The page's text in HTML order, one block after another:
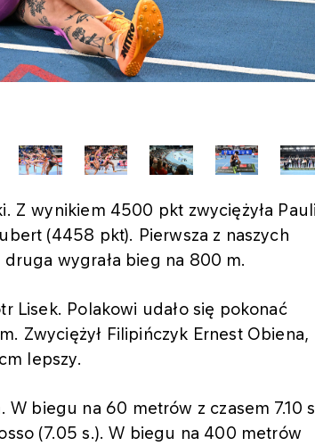
Z wynikiem 4500 pkt zwyciężyła
(4458 pkt). Pierwsza z naszych
wygrała bieg na 800 m.
Lisek. Polakowi udało się pokonać
Zwyciężył Filipińczyk Ernest Obiena,
lepszy.
biegu na 60 metrów z czasem 7.10
(7.05 s.). W biegu na 400 metrów